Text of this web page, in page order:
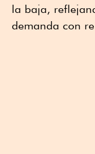
la baja,
demanda con